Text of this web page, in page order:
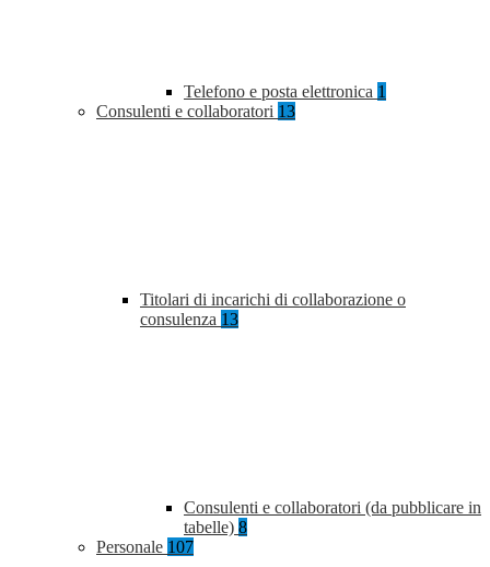
Telefono e posta elettronica 1
Consulenti e collaboratori 13
Titolari di incarichi di collaborazione o
consulenza 13
Consulenti e collaboratori (da pubblicare in
tabelle) 8
Personale 107